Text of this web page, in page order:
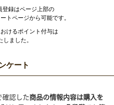
録はページ上部の
トページから可能です。
けるポイント付与は
しました。
ケート